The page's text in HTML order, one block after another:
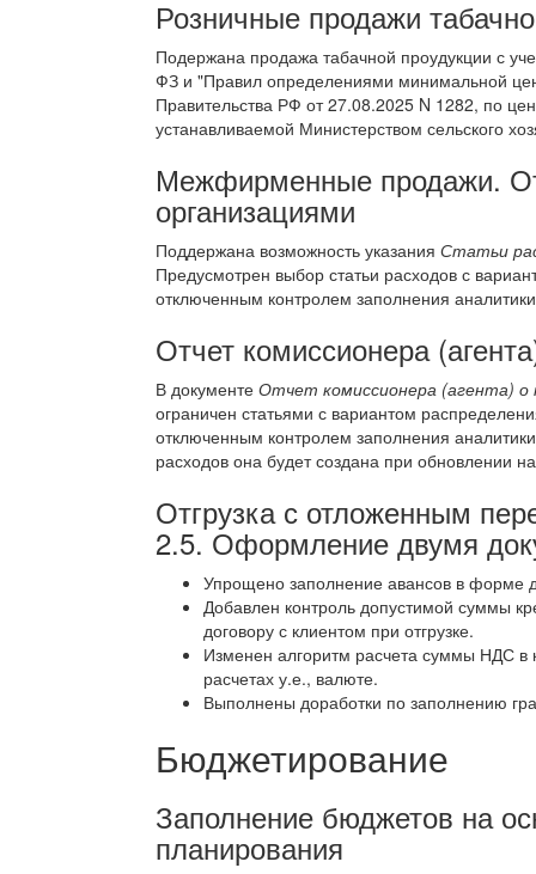
Розничные продажи
Подержана продажа табачной проудукции с
ФЗ и "Правил определениями минимальной
Правительства РФ от 27.08.2025 N 1282, по
устанавливаемой Министерством сельского
Межфирменные продажи.
организациями
Поддержана возможность указания Статьи
Предусмотрен выбор статьи расходов с
отключенным контролем заполнения
Отчет комиссионера
В документе Отчет комиссионера (агента) о
ограничен статьями с вариантом
отключенным контролем заполнения
расходов она будет создана при обновлении
Отгрузка с отложенным
2.5. Оформление двумя
Упрощено заполнение авансов в форме
Добавлен контроль допустимой суммы
договору с клиентом при отгрузке.
Изменен алгоритм расчета суммы НДС в
расчетах у.е., валюте.
Выполнены доработки по заполнению
Бюджетирование
Заполнение бюджетов на
планирования